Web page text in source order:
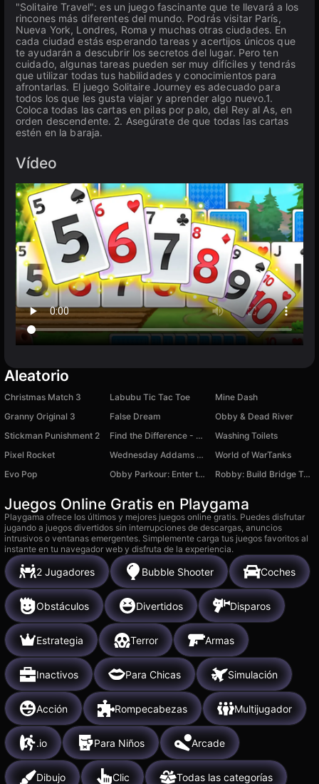
"Solitaire Travel": es un juego fascinante que te llevará a los
rincones más diferentes del mundo. Podrás visitar París,
Nueva York, Londres, Roma y muchas otras ciudades. En
cada ciudad estás esperando tareas y acertijos únicos que
te ayudarán a descubrir los secretos del lugar. Pero ten
cuidado, algunas tareas pueden ser muy difíciles y tendrás
que utilizar todas tus habilidades y conocimientos para
afrontarlas. El juego Solitaire Journey es adecuado para
todos los que les gusta viajar y aprender algo nuevo.1.
Coloca todas las cartas en pilas por palo, del Rey al As, en
orden descendente. 2. Asegúrate de que todas las cartas
estén en la baraja.
Vídeo
Aleatorio
Christmas Match 3 Labubu Tic Tac Toe
Mine Dash
Granny Original 3
False Dream
Obby & Dead River
Stickman Punishment 2
Find the Difference - Mr. Holmes
Washing Toilets
Pixel Rocket
Wednesday Addams Merge Drop Puzzle
World of WarTanks
Evo Pop
Obby Parkour: Enter the Brainroot Robby: Build Bridge To Brainrots
Juegos Online Gratis en Playgama
Playgama ofrece los últimos y mejores juegos online gratis. Puedes disfrutar
jugando a juegos divertidos sin interrupciones de descargas, anuncios
intrusivos o ventanas emergentes. Simplemente carga tus juegos favoritos al
instante en tu navegador web y disfruta de la experiencia.
2 Jugadores Bubble Shooter Coches
Obstáculos Divertidos Disparos
Estrategia Terror Armas
Inactivos Para Chicas Simulación
Acción Rompecabezas Multijugador
.io Para Niños Arcade
Dibujo Clic Todas las categorías